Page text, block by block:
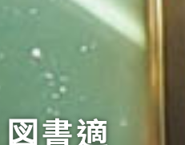
書適